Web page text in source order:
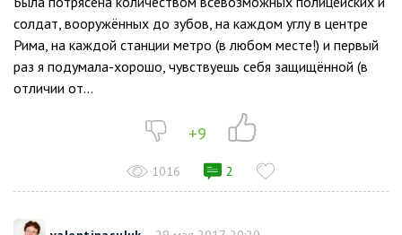
солдат, вооружённых до зубов, на каждом углу в центре
Рима, на каждой станции метро (в любом месте!) и первый
раз я подумала-хорошо, чувствуешь себя защищённой (в
отличии от...
+9
1016 2